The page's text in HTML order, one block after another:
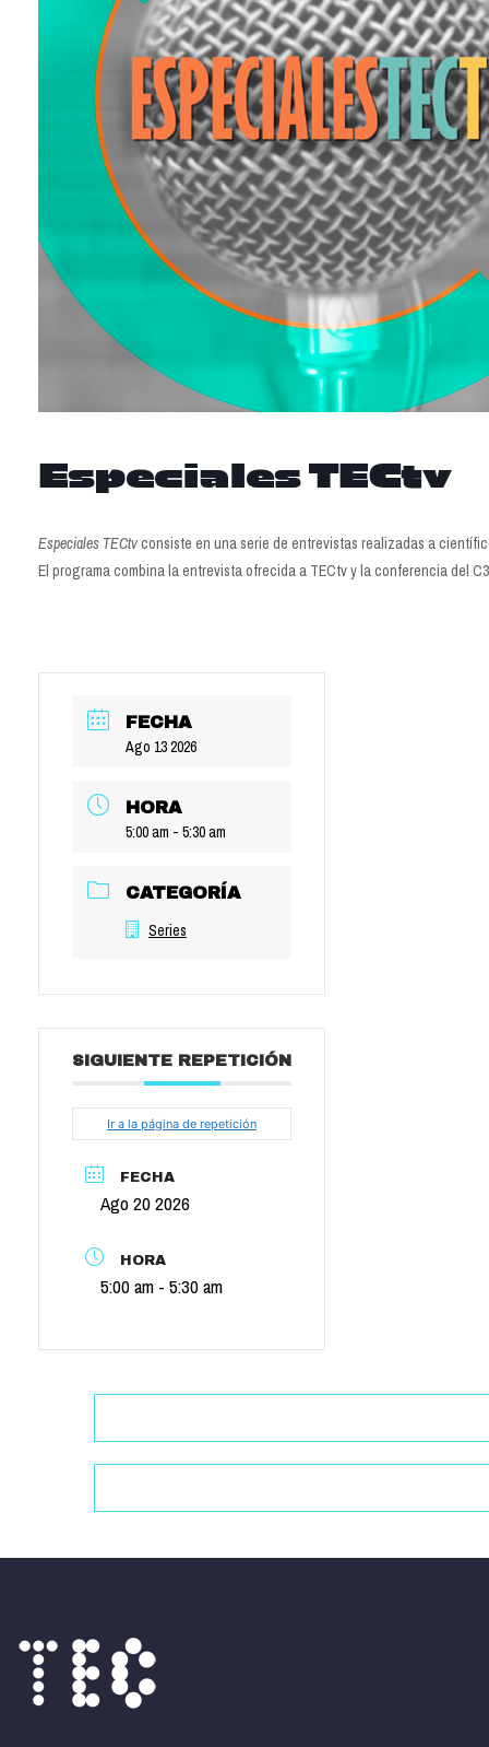
Especiales TECtv
Especiales TECtvconsiste en una serie de entrevistas realizadas a
El programa combina la entrevista ofrecida a TECtv y la conferencia del
FECHA
Ago 13 2026
HORA
5:00 am - 5:30 am
CATEGORÍA
Series
SIGUIENTE REPETICIÓN
Ir a la página de repetición
FECHA
Ago 20 2026
HORA
5:00 am - 5:30 am